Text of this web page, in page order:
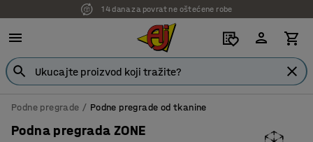
14 dana za povrat ne oštećene robe
Podne pregrade Podne pregrade od tkanine
Podna pregrada ZONE